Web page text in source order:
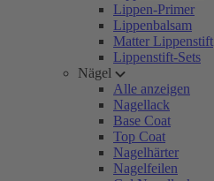
Lippen-Primer
Lippenbalsam
Matter Lippenstift
Lippenstift-Sets
Nägel
Alle anzeigen
Nagellack
Base Coat
Top Coat
Nagelhärter
Nagelfeilen